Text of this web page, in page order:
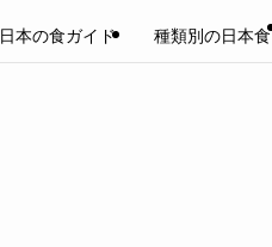
日本の食ガイド 種類別の日本食